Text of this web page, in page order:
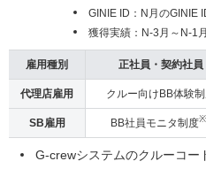
GINIE ID：N月のGINIE
獲得実績：N-3月～N-1
雇用種別 正社員・契約社員
代理店雇用 クルー向けBB体験
SB雇用 BB社員モニタ制度
G-crewシステムのクルーコー